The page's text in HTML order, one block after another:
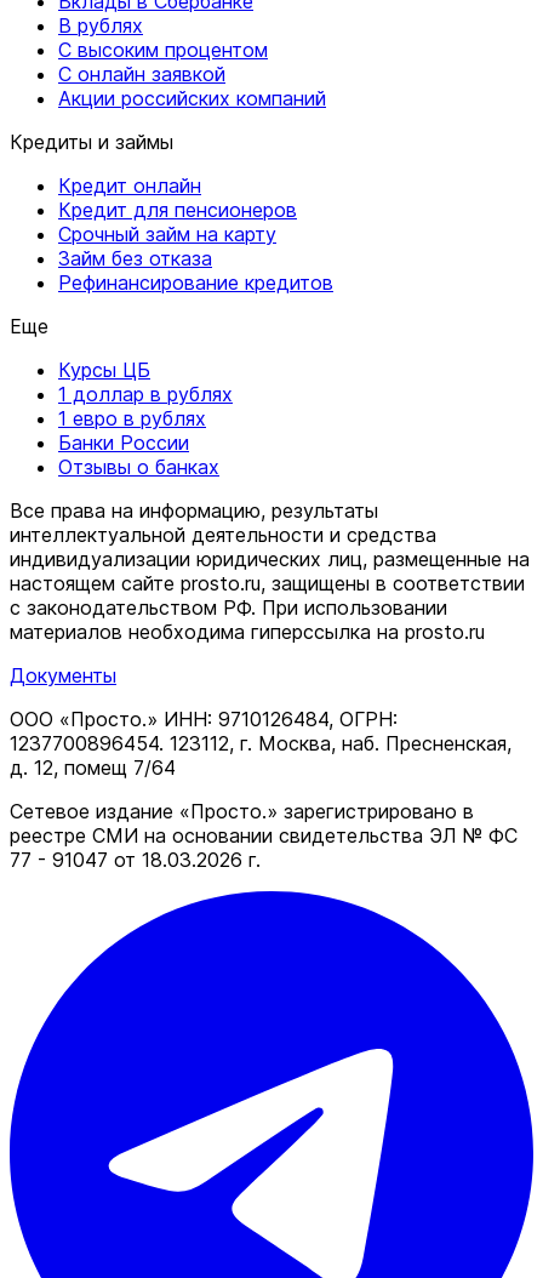
В рублях
С высоким процентом
С онлайн заявкой
Акции российских компаний
Кредиты и займы
Кредит онлайн
Кредит для пенсионеров
Срочный займ на карту
Займ без отказа
Рефинансирование кредитов
Еще
Курсы ЦБ
1 доллар в рублях
1 евро в рублях
Банки России
Отзывы о банках
Все права на информацию, результаты
интеллектуальной деятельности и средства
индивидуализации юридических лиц, размещенные на
настоящем сайте prosto.ru, защищены в соответствии
c законодательством РФ. При использовании
материалов необходима гиперссылка на prosto.ru
Документы
ООО «Просто.» ИНН: 9710126484, ОГРН:
1237700896454. 123112, г. Москва, наб. Пресненская,
д. 12, помещ 7/64
Сетевое издание «Просто.» зарегистрировано в
реестре СМИ на основании свидетельства ЭЛ № ФС
77 - 91047 от 18.03.2026 г.